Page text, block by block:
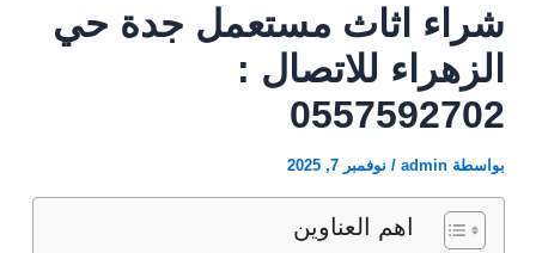
شراء اثاث مستعمل جدة حي
الزهراء للاتصال :
0557592702
بواسطة admin
/ نوفمبر 7, 2025
اهم العناوين